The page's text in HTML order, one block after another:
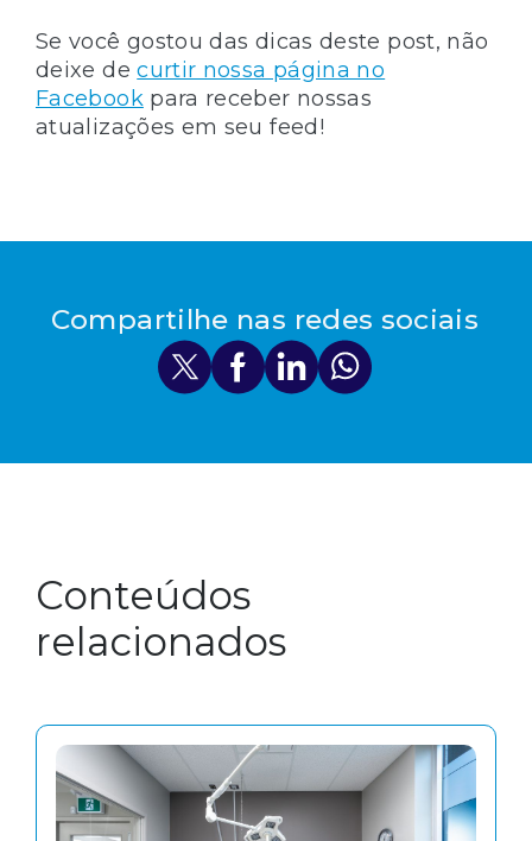
Se você gostou das dicas deste post, não
deixe decurtir nossa página no
Facebookpara receber nossas
atualizações em seu feed!
Compartilhe nas redes sociais
Conteúdos
relacionados